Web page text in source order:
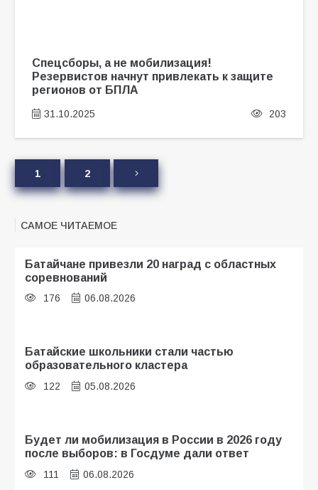
Спецсборы, а не мобилизация!
Резервистов начнут привлекать к защите
регионов от БПЛА
31.10.2025 203
1 2
САМОЕ ЧИТАЕМОЕ
Батайчане привезли 20 наград с областных
соревнований
176 06.08.2026
Батайские школьники стали частью
образовательного кластера
122 05.08.2026
Будет ли мобилизация в России в 2026 году
после выборов: в Госдуме дали ответ
111 06.08.2026